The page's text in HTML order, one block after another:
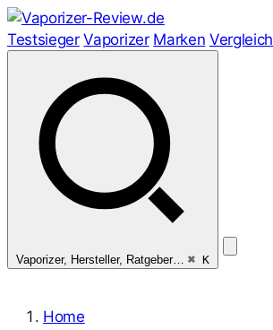
Zum
Inhalt
Testsieger Vaporizer Marken Vergleich
Vaporizer, Hersteller, Ratgeber… ⌘ K
Home